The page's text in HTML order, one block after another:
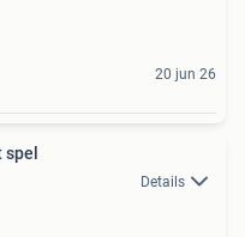
20 jun 26
Details